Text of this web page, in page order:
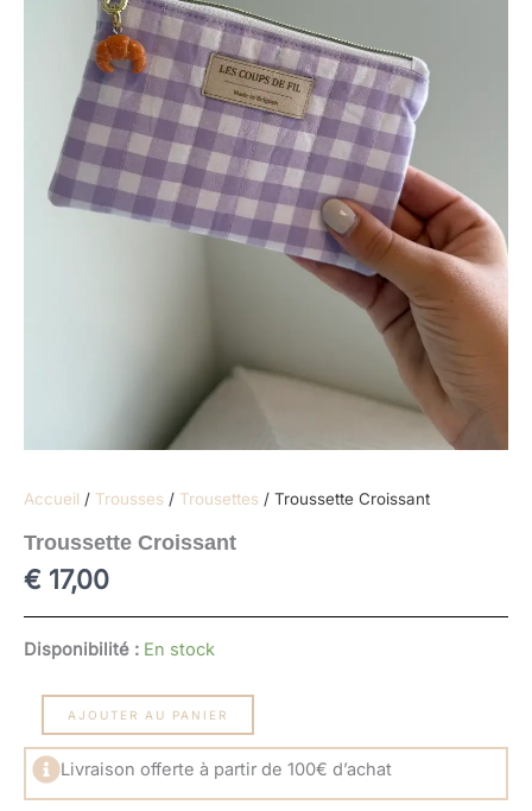
Accueil / Trousses / Trousettes / Troussette Croissant
Troussette Croissant
€ 17,00
Disponibilité : En stock
quantité
Troussette
CroissantAJOUTER AU PANIER
Livraison offerte à partir de 100€ d’achat